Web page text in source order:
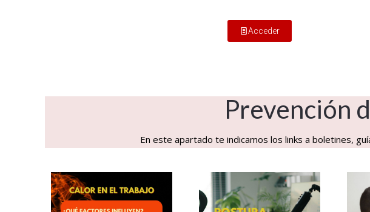
Acceder
Prevención
En este apartado te indicamos los links a boletines,